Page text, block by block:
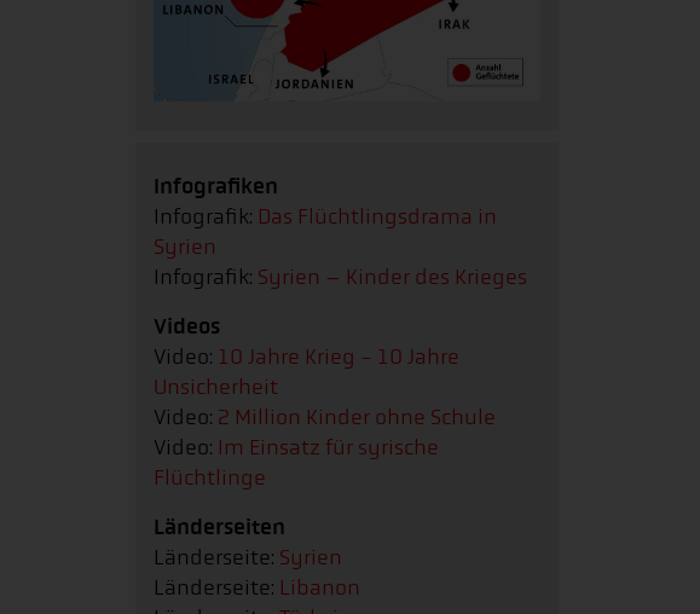
Infografiken
Infografik: Das Flüchtlingsdrama in
Syrien
Infografik: Syrien – Kinder des Krieges
Videos
Video: 10 Jahre Krieg - 10 Jahre
Unsicherheit
Video: 2 Million Kinder ohne Schule
Video: Im Einsatz für syrische
Flüchtlinge
Länderseiten
Länderseite: Syrien
Länderseite: Libanon